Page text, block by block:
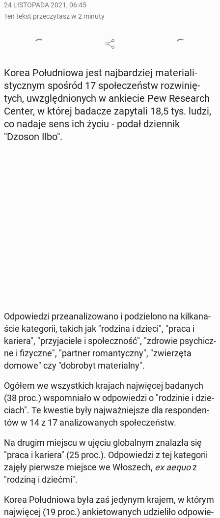
24 LISTOPADA 2021, 06:45
Ten tekst przeczytasz w 2 minuty
Korea Po­łu­dnio­wa jest naj­bar­dziej ma­te­ria­li­
stycz­nym spośród 17 spo­łe­czeństw roz­wi­nię­
tych, uwzględ­nio­nych w an­kie­cie Pew Re­se­arch
Center, w której badacze za­py­ta­li 18,5 tys. ludzi,
co nadaje sens ich życiu - podał dzien­nik
"Dzoson Ilbo".
Od­po­wie­dzi prze­ana­li­zo­wa­no i po­dzie­lo­no na kil­ka­na­
ście ka­te­go­rii, takich jak "rodzina i dzieci", "praca i
kariera", "przy­ja­cie­le i spo­łecz­ność", "zdrowie psy­chicz­
ne i fi­zycz­ne", "partner ro­man­tycz­ny", "zwie­rzę­ta
domowe" czy "do­bro­byt ma­te­rial­ny".
Ogółem we wszyst­kich krajach naj­wię­cej ba­da­nych
(38 proc.) wspo­mnia­ło w od­po­wie­dzi o "ro­dzi­nie i dzie­
ciach". Te kwestie były naj­waż­niej­sze dla re­spon­den­
tów w 14 z 17 ana­li­zo­wa­nych spo­łe­czeństw.
Na drugim miejscu w ujęciu glo­bal­nym zna­la­zła się
"praca i kariera" (25 proc.). Od­po­wie­dzi z tej ka­te­go­rii
zajęły pierw­sze miejsce we Wło­szech, ex aequoz
"rodziną i dziećmi".
Korea Po­łu­dnio­wa była zaś jedynym krajem, w którym
naj­wię­cej (19 proc.) an­kie­to­wa­nych udzie­li­ło od­po­wie­